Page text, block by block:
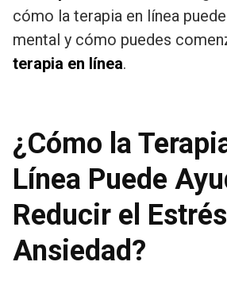
cómo la terapia en línea
mental y cómo puedes
terapia en línea.
¿Cómo la
Línea Puede
Reducir el
Ansiedad?